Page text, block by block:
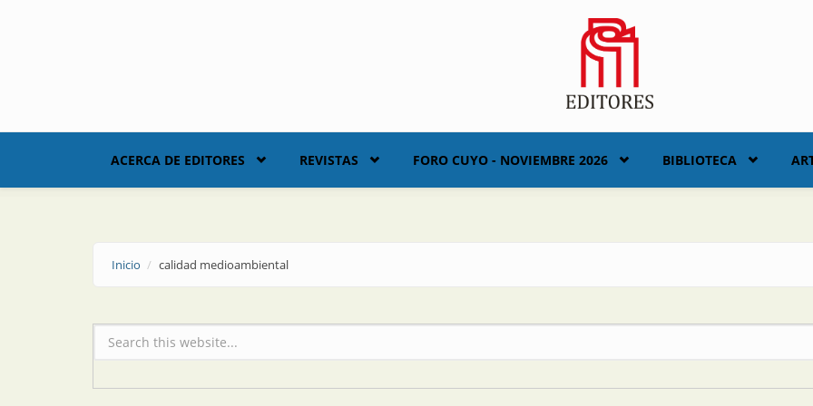
ACERCA DE EDITORES REVISTAS FORO CUYO - NOVIEMBRE 2026 BIBLIOTECA
Inicio calidad medioambiental
Formulario de búsqueda